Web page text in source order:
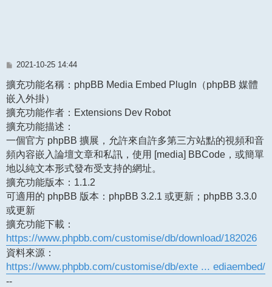
文
2021-10-25 14:44
擴充功能名稱：phpBB Media Embed PlugIn（phpBB 媒體
嵌入外掛）
擴充功能作者：Extensions Dev Robot
擴充功能描述：
一個官方 phpBB 擴展，允許來自許多第三方站點的視頻和音
頻內容嵌入論壇文章和私訊，使用 [media] BBCode，或簡單
地以純文本形式發布受支持的網址。
擴充功能版本：1.1.2
可適用的 phpBB 版本：phpBB 3.2.1 或更新；phpBB 3.3.0
或更新
擴充功能下載：
https://www.phpbb.com/customise/db/download/182026
資料來源：
https://www.phpbb.com/customise/db/exte ... ediaembed/
--